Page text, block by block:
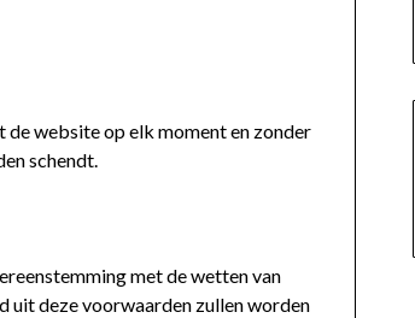
de website op elk moment en zonder
schendt.
met de wetten van
uit deze voorwaarden zullen worden